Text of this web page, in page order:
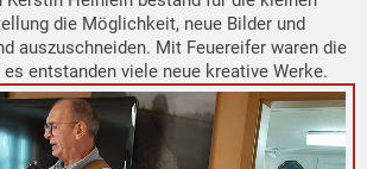
die Möglichkeit, neue Bilder und
auszuschneiden. Mit Feuereifer waren die
es entstanden viele neue kreative Werke.